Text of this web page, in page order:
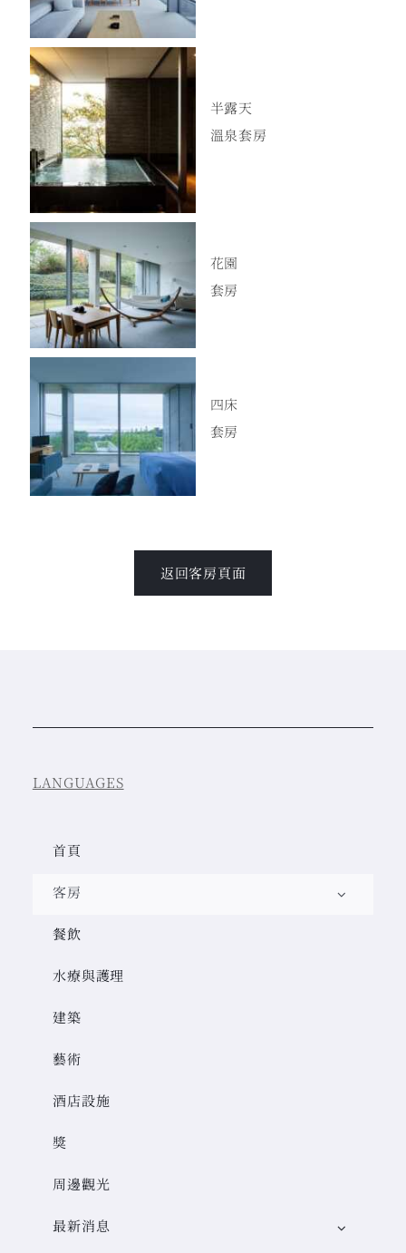
半露天
溫泉套房
花園
套房
四床
套房
返回客房頁面
LANGUAGES
首頁
客房
餐飲
水療與護理
建築
藝術
酒店設施
獎
周邊觀光
最新消息